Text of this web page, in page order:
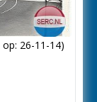
26-11-14)